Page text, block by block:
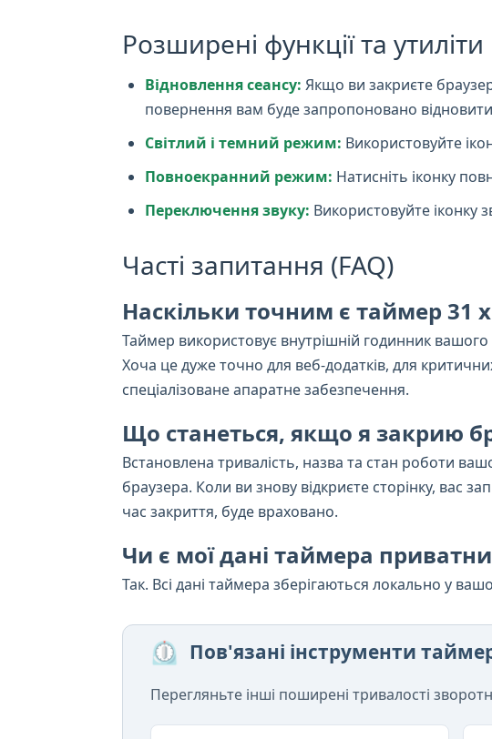
Розширені функції та утиліти
Відновлення сеансу: Якщо ви закриєте
повернення вам буде запропоновано
Світлий і темний режим: Використовуйте
Повноекранний режим: Натисніть іконку
Переключення звуку: Використовуйте
Часті запитання (FAQ)
Наскільки точним є таймер 31
Таймер використовує внутрішній годинник
Хоча це дуже точно для веб-додатків, для
спеціалізоване апаратне забезпечення.
Що станеться, якщо я закрию
Встановлена тривалість, назва та стан роботи
браузера. Коли ви знову відкриєте сторінку,
час закриття, буде враховано.
Чи є мої дані таймера
Так. Всі дані таймера зберігаються локально у
⏲️ Пов'язані інструменти
Перегляньте інші поширені тривалості